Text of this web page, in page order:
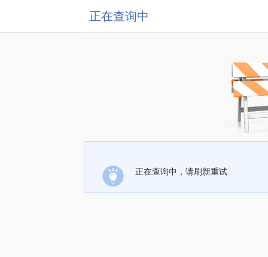
正在查询中
正在查询中，请刷新重试